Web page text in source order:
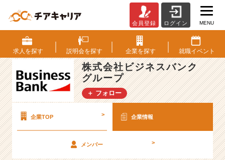
式
会
社
ビ
ジ
ネ
ス
ク
グ
会員登録 ログイン MENU
求人を探す 説明会を探す 企業を探す 就職イベント
株式会社ビジネスバンク
グループ
＋ フォロー
企業TOP > 企業情報
メンバー >